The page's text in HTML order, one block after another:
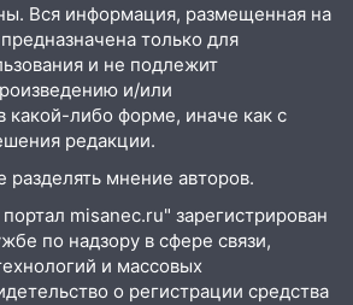
области объявили
звучат сирены
07.08.2026
с отсрочкой платежа
управлении
Вся информация, размещенная на
только для
и не подлежит
и/или
какой-либо форме, иначе как с
редакции.
мнение авторов.
misanec.ru" зарегистрирован
по надзору в сфере связи,
и массовых
о регистрации средства